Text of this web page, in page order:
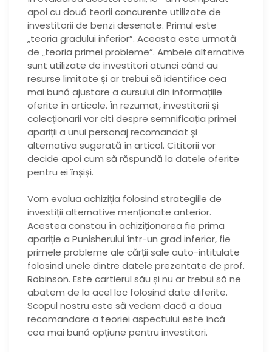
apoi cu două teorii concurente utilizate de
investitorii de benzi desenate. Primul este
„teoria gradului inferior”. Aceasta este urmată
de „teoria primei probleme”. Ambele alternative
sunt utilizate de investitori atunci când au
resurse limitate și ar trebui să identifice cea
mai bună ajustare a cursului din informațiile
oferite în articole. În rezumat, investitorii și
colecționarii vor citi despre semnificația primei
apariții a unui personaj recomandat și
alternativa sugerată în articol. Cititorii vor
decide apoi cum să răspundă la datele oferite
pentru ei înșiși.
Vom evalua achiziția folosind strategiile de
investiții alternative menționate anterior.
Acestea constau în achiziționarea fie prima
apariție a Punisherului într-un grad inferior, fie
primele probleme ale cărții sale auto-intitulate
folosind unele dintre datele prezentate de prof.
Robinson. Este cartierul său și nu ar trebui să ne
abatem de la acel loc folosind date diferite.
Scopul nostru este să vedem dacă a doua
recomandare a teoriei aspectului este încă
cea mai bună opțiune pentru investitori.